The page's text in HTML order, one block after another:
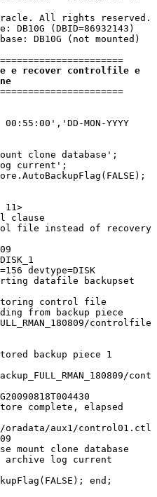
All rights reserved.
(DBID=86932143)
DB10G (not mounted)
e recover controlfile e
MON-YYYY
clone database';
current';
11>
clause
file instead of recovery
devtype=DISK
datafile backupset
control file
from backup piece
controlfile
backup piece 1
cont
complete, elapsed
oradata/aux1/control01.ctl
mount clone database
archive log current
end;